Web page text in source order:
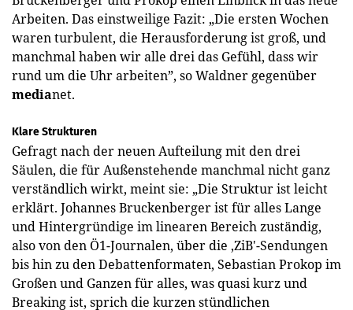
Arbeiten. Das einstweilige Fazit: „Die ersten Wochen
waren turbulent, die Herausforderung ist groß, und
manchmal haben wir alle drei das Gefühl, dass wir
rund um die Uhr arbeiten”, so Waldner gegenüber
medianet.
Klare Strukturen
Gefragt nach der neuen Aufteilung mit den drei
Säulen, die für Außenstehende manchmal nicht ganz
verständlich wirkt, meint sie: „Die Struktur ist leicht
erklärt. Johannes Bruckenberger ist für alles Lange
und Hintergründige im linearen Bereich zuständig,
also von den Ö1-Journalen, über die ‚ZiB'-Sendungen
bis hin zu den Debattenformaten, Sebastian Prokop im
Großen und Ganzen für alles, was quasi kurz und
Breaking ist, sprich die kurzen stündlichen